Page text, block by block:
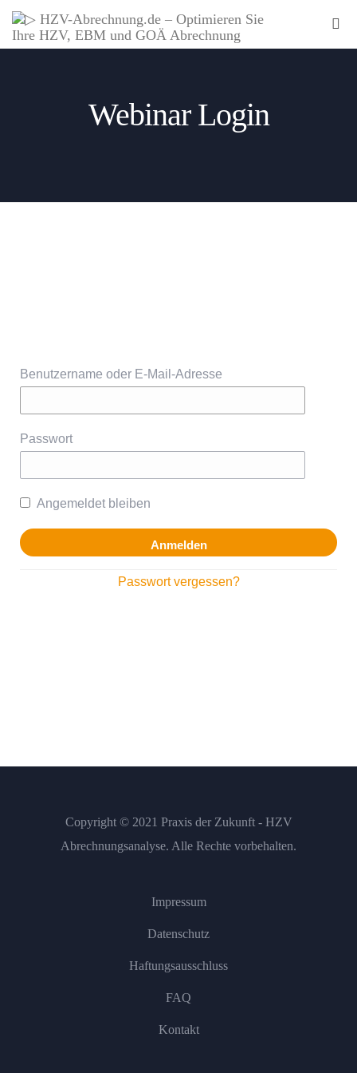
Webinar Login
Benutzername oder E-Mail-Adresse
Passwort
Angemeldet bleiben
Passwort vergessen?
Copyright © 2021 Praxis der Zukunft - HZV
Abrechnungsanalyse. Alle Rechte vorbehalten.
Impressum
Datenschutz
Haftungsausschluss
FAQ
Kontakt